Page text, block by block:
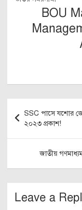
BOU
navigation
SSC পাসে যশোর
২০২৩ প্রকাশ!
জাতীয়
Leave a